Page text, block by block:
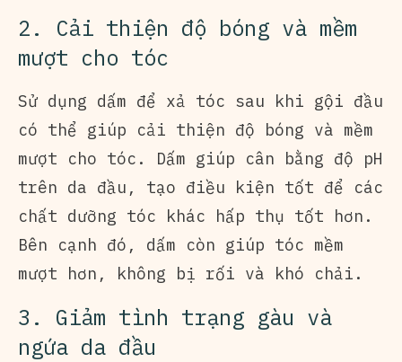
2. Cải thiện độ bóng và mềm
mượt cho tóc
Sử dụng dấm để xả tóc sau khi gội đầu
có thể giúp cải thiện độ bóng và mềm
mượt cho tóc. Dấm giúp cân bằng độ pH
trên da đầu, tạo điều kiện tốt để các
chất dưỡng tóc khác hấp thụ tốt hơn.
Bên cạnh đó, dấm còn giúp tóc mềm
mượt hơn, không bị rối và khó chải.
3. Giảm tình trạng gàu và
ngứa da đầu